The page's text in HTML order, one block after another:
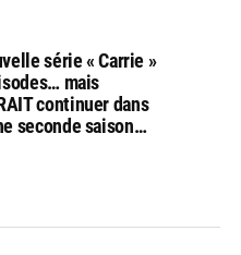
série « Carrie »
mais
continuer dans
seconde saison…